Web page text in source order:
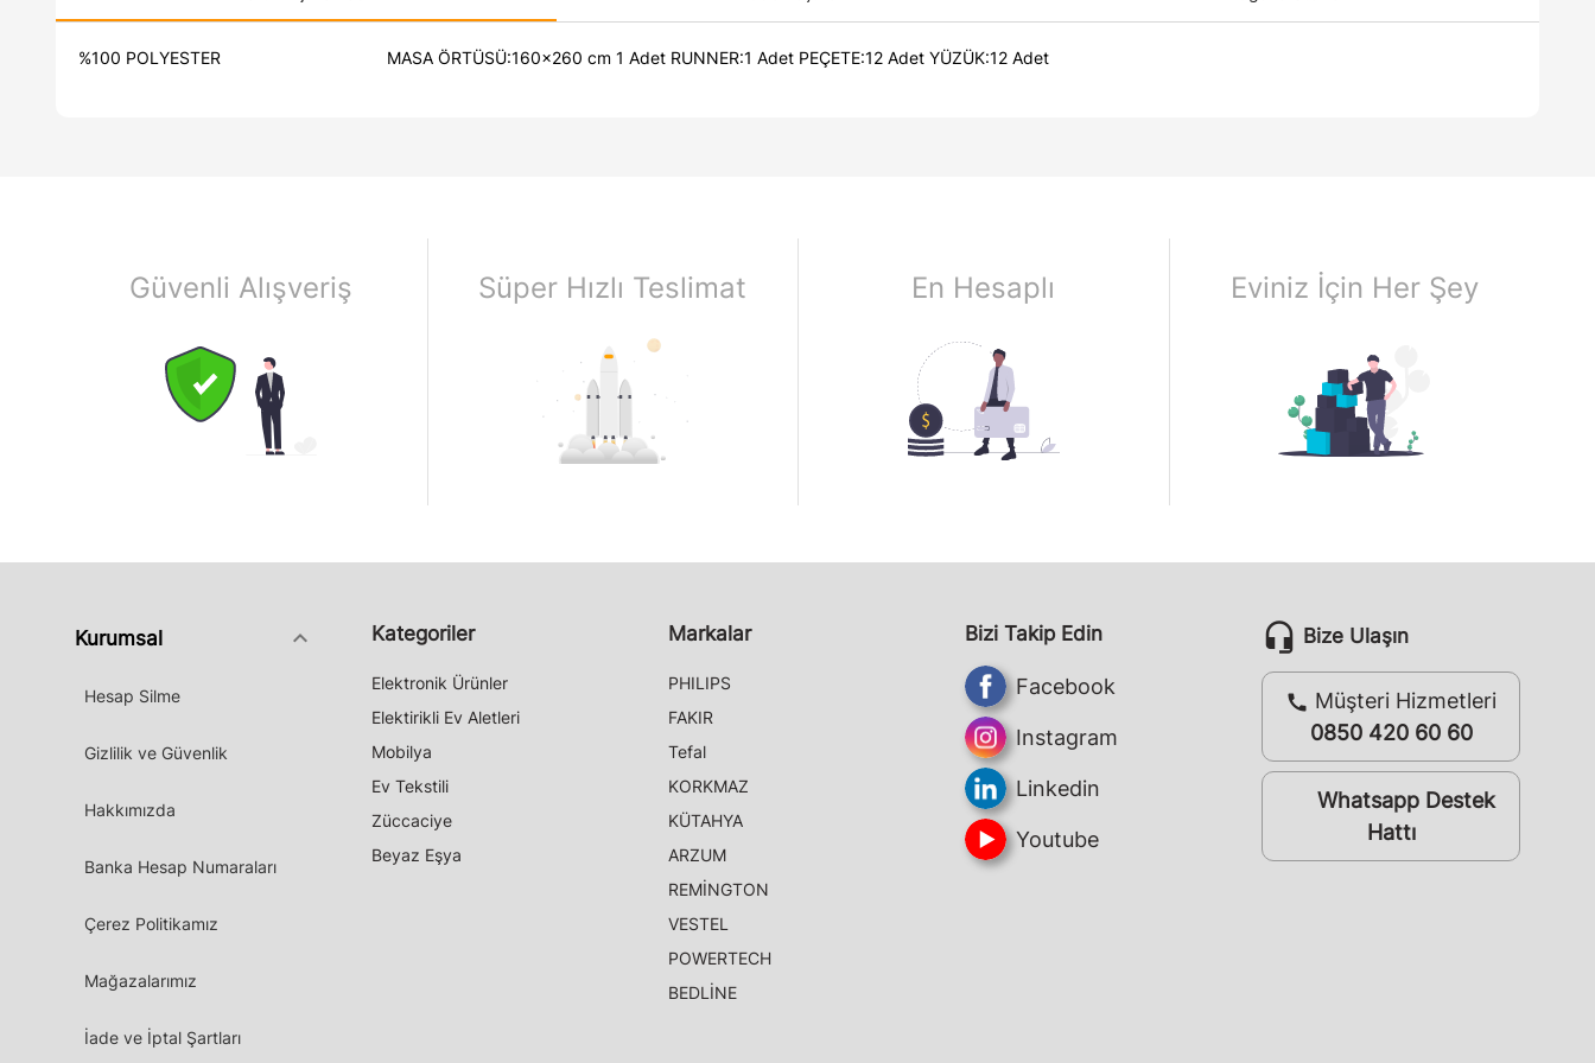
%100 POLYESTER MASA ÖRTÜSÜ:160x260 cm 1 Adet RUNNER:1 Adet PEÇETE:12 Adet YÜZÜK:12 Adet
Güvenli Alışveriş Süper Hızlı Teslimat En Hesaplı Eviniz İçin Her Şey
Kurumsal keyboard_arrow_down
Hesap Silme
Gizlilik ve Güvenlik
Hakkımızda
Banka Hesap Numaraları
Çerez Politikamız
Mağazalarımız
İade ve İptal Şartları
Kategoriler
Elektronik Ürünler
Elektirikli Ev Aletleri
Mobilya
Ev Tekstili
Züccaciye
Beyaz Eşya
Markalar
PHILIPS
FAKIR
Tefal
KORKMAZ
KÜTAHYA
ARZUM
REMİNGTON
VESTEL
POWERTECH
BEDLİNE
Bizi Takip Edin
Facebook
Instagram
Linkedin
Youtube
headset_mic Bize Ulaşın
call Müşteri Hizmetleri
0850 420 60 60
whatsappWhatsapp Destek
Hattı